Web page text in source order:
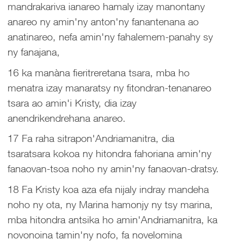
mandrakariva ianareo hamaly izay manontany
anareo ny amin'ny anton'ny fanantenana ao
anatinareo, nefa amin'ny fahalemem-panahy sy
ny fanajana,
16 ka manàna fieritreretana tsara, mba ho
menatra izay manaratsy ny fitondran-tenanareo
tsara ao amin'i Kristy, dia izay
anendrikendrehana anareo.
17 Fa raha sitrapon'Andriamanitra, dia
tsaratsara kokoa ny hitondra fahoriana amin'ny
fanaovan-tsoa noho ny amin'ny fanaovan-dratsy.
18 Fa Kristy koa aza efa nijaly indray mandeha
noho ny ota, ny Marina hamonjy ny tsy marina,
mba hitondra antsika ho amin'Andriamanitra, ka
novonoina tamin'ny nofo, fa novelomina